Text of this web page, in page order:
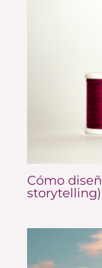
Cómo
storytelling)